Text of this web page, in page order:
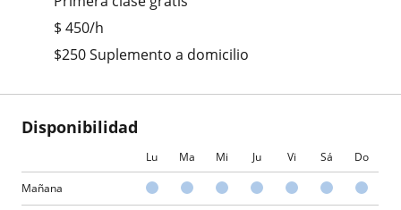
$ 450/h
$250 Suplemento a domicilio
Disponibilidad
Lu Ma Mi Ju Vi Sá Do
Mañana